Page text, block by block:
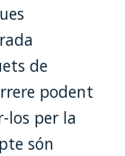
de
podent
los per la
són